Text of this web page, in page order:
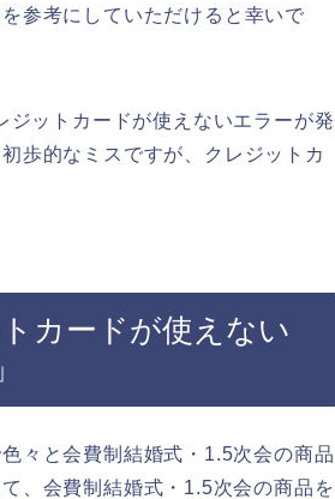
参考にしていただけると幸いで
ットカードが使えないエラーが発
歩的なミスですが、クレジットカ
カードが使えない
々と会費制結婚式・1.5次会の商品
、会費制結婚式・1.5次会の商品を